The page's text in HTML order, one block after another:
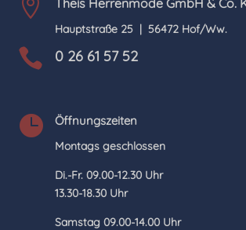

Hauptstraße 25 | 56472 Hof/Ww.
 0 26 61 57 52
 Öffnungszeiten
Montags geschlossen
Di.-Fr. 09.00-12.30 Uhr
13.30-18.30 Uhr
Samstag 09.00-14.00 Uhr